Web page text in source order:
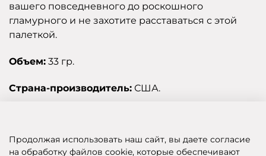
вашего повседневного до роскошного
гламурного и не захотите расставаться с этой
палеткой.
Объем: 33 гр.
Страна-производитель: США.
Продолжая использовать наш сайт, вы даете согласие
на обработку файлов cookie, которые обеспечивают